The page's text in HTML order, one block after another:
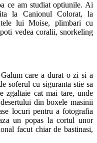
ce am studiat optiunile. Ai
la Canionul Colorat, la
lui Moise, plimbari cu
vedea coralii, snorkeling
care a durat o zi si a
soferul cu siguranta stie sa
zgaltaie cat mai tare, unde
din boxele masinii
locuri pentru a fotografia
un popas la cortul unor
facut chiar de bastinasi,